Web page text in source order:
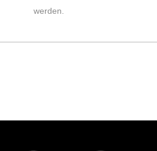
werden.